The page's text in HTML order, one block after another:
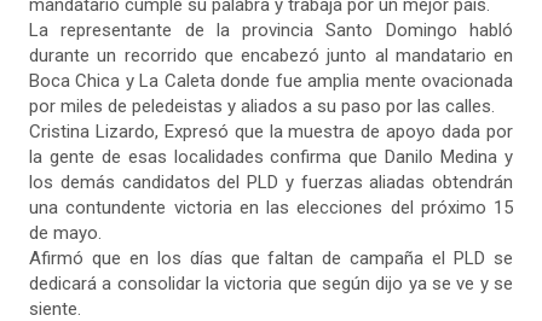
La representante de la provincia Santo Domingo habló
durante un recorrido que encabezó junto al mandatario en
Boca Chica y La Caleta donde fue amplia mente ovacionada
por miles de peledeistas y aliados a su paso por las calles.
Cristina Lizardo, Expresó que la muestra de apoyo dada por
la gente de esas localidades confirma que Danilo Medina y
los demás candidatos del PLD y fuerzas aliadas obtendrán
una contundente victoria en las elecciones del próximo 15
de mayo.
Afirmó que en los días que faltan de campaña el PLD se
dedicará a consolidar la victoria que según dijo ya se ve y se
siente.